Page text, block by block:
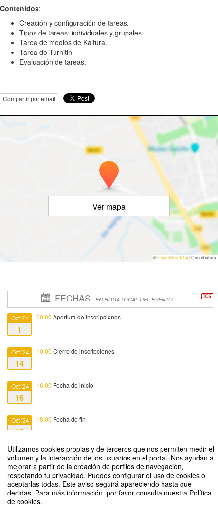
Utilizamos cookies propias y de terceros que nos permiten medir el
volumen y la interacción de los usuarios en el portal. Nos ayudan a
mejorar a partir de la creación de perfiles de navegación,
respetando tu privacidad. Puedes configurar el uso de cookies o
aceptarlas todas. Este aviso seguirá apareciendo hasta que
decidas. Para más información, por favor consulta nuestra Política
de cookies.
Contenidos:
Creación y configuración de tareas.
Tipos de tareas: individuales y grupales.
Tarea de medios de Kaltura.
Tarea de Turnitin.
Evaluación de tareas.
Compartir por email
Ver mapa
© OpenStreetMap Contributors
FECHAS EN HORA LOCAL DEL EVENTO
Oct '24
1
09:00 Apertura de inscripciones
Oct '24
14
10:00 Cierre de inscripciones
Oct '24
16
16:00 Fecha de inicio
Oct '24
16
18:00 Fecha de fin
Actividades y Tareas en Moodle: fortaleciendo el aprendizaje de nuestros
alumnos ONLINE